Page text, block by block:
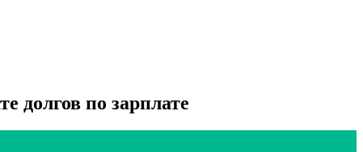
долгов по зарплате